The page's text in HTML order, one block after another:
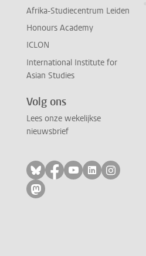
Afrika-Studiecentrum Leiden
Honours Academy
ICLON
International Institute for
Asian Studies
Volg ons
Lees onze wekelijkse
nieuwsbrief
Volg ons op bluesky
Volg ons op
Volg ons op
Volg ons
Volg
Volg ons op mastodon